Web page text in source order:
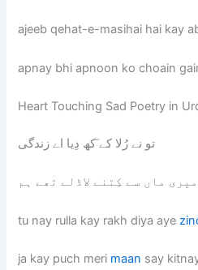
ajeeb qehat-e-masihai hai kay
apnay bhi apnoon ko choain
Heart Touching Sad Poetry in
تو نے رُلا کے َکھ دِیا اے زندگی
ماں سے کِتنے لاڈلے تھے ہم
tu nay rulla kay rakh diya aye
ja kay puch meri maan say